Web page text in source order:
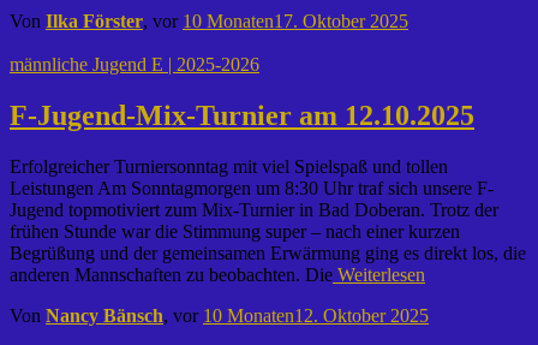
Von Ilka Förster, vor 10 Monaten17. Oktober 2025
männliche Jugend E | 2025-2026
F-Jugend-Mix-Turnier am 12.10.2025
Erfolgreicher Turniersonntag mit viel Spielspaß und tollen
Leistungen Am Sonntagmorgen um 8:30 Uhr traf sich unsere F-
Jugend topmotiviert zum Mix-Turnier in Bad Doberan. Trotz der
frühen Stunde war die Stimmung super – nach einer kurzen
Begrüßung und der gemeinsamen Erwärmung ging es direkt los, die
anderen Mannschaften zu beobachten. Die Weiterlesen
Von Nancy Bänsch, vor 10 Monaten12. Oktober 2025